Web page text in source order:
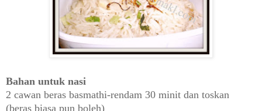
Bahan untuk nasi
2 cawan beras basmathi-rendam 30 minit dan toskan
(beras biasa pun boleh)